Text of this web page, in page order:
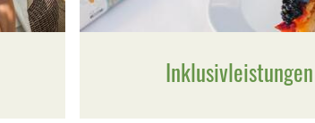
Inklusivleistungen